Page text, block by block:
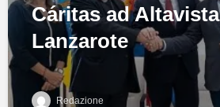
Cáritas ad
Lanzarote
Redazione